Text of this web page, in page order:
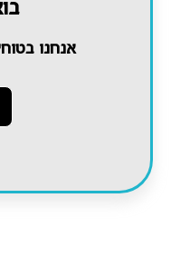
אנחנו